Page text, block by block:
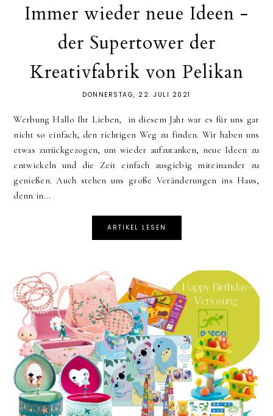
Immer wieder neue Ideen -
der Supertower der
Kreativfabrik von Pelikan
DONNERSTAG, 22. JULI 2021
Werbung Hallo Ihr Lieben, in diesem Jahr war es für uns gar
nicht so einfach, den richtigen Weg zu finden. Wir haben uns
etwas zurückgezogen, um wieder aufzutanken, neue Ideen zu
entwickeln und die Zeit einfach ausgiebig miteinander zu
genießen. Auch stehen uns große Veränderungen ins Haus,
denn in...
ARTIKEL LESEN